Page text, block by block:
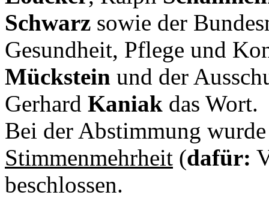
Schwarz sowie der
Gesundheit, Pflege und
Mückstein und der
Gerhard Kaniak das Wort.
Bei der Abstimmung
Stimmenmehrheit (dafür:
beschlossen.